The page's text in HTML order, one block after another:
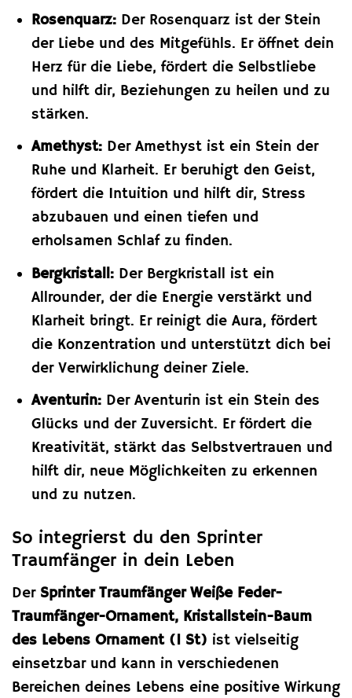
Rosenquarz:Der Rosenquarz ist der Stein
der Liebe und des Mitgefühls. Er öffnet dein
Herz für die Liebe, fördert die Selbstliebe
und hilft dir, Beziehungen zu heilen und zu
stärken.
Amethyst:Der Amethyst ist ein Stein der
Ruhe und Klarheit. Er beruhigt den Geist,
fördert die Intuition und hilft dir, Stress
abzubauen und einen tiefen und
erholsamen Schlaf zu finden.
Bergkristall:Der Bergkristall ist ein
Allrounder, der die Energie verstärkt und
Klarheit bringt. Er reinigt die Aura, fördert
die Konzentration und unterstützt dich bei
der Verwirklichung deiner Ziele.
Aventurin:Der Aventurin ist ein Stein des
Glücks und der Zuversicht. Er fördert die
Kreativität, stärkt das Selbstvertrauen und
hilft dir, neue Möglichkeiten zu erkennen
und zu nutzen.
So integrierst du den Sprinter
Traumfänger in dein Leben
Der Sprinter Traumfänger Weiße Feder-
Traumfänger-Ornament, Kristallstein-Baum
des Lebens Ornament (1 St) ist vielseitig
einsetzbar und kann in verschiedenen
Bereichen deines Lebens eine positive Wirkung